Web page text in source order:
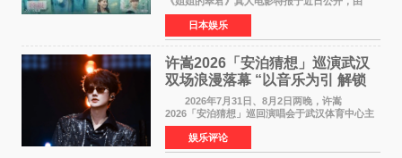
timelesz成员桥本将生担任主演，这也是他首次
担任电影主演，引发高度关注。 女高中生咲
苗翠（中岛瑠菜
日本娱乐
许嵩2026「安泊猜想」巡演武汉
双场浪漫落幕 “以音乐为引 解锁
江城记忆”
2026年7月31日、8月2日两晚，许嵩
2026「安泊猜想」巡回演唱会于武汉体育中心主
体育场盛大开唱。许嵩与数万歌迷在此相聚，从
浪漫惬意的舞台设计到充满诚意与惊喜的现场互
动，共同开启了一场关于
娱乐评论